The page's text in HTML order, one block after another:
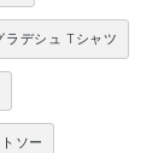
ラデシュ Tシャツ
ソー